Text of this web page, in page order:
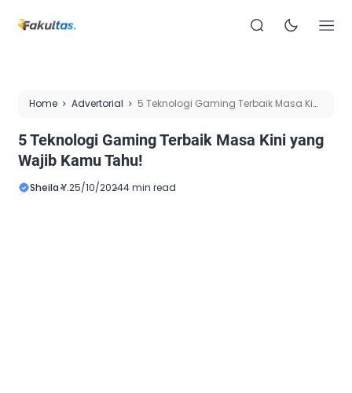
Home Advertorial
5 Teknologi Gaming Terbaik Masa Kini
5 Teknologi Gaming Terbaik Masa Kini yang
Wajib Kamu Tahu!
Sheila Y.25/10/20244 min read